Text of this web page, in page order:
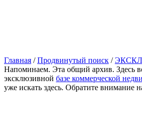
Главная /Продвинутый поиск /
Напоминаем. Эта общий архив. Здесь
эксклюзивной базе коммерческой
уже искать здесь. Обратите внимание